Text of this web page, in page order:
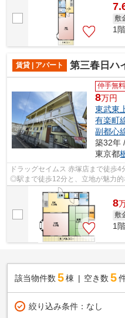
敷
1
賃貸 | アパート 第三春日ハ
仲手無料
8万円
東武東
有楽町
副都心
築32年
東京都
ドラッグセイムス 赤塚店まで徒歩
◎駅まで徒歩12分と、立地が魅力
用や家賃をカードで決済できます◎
8
敷
1
該当物件数 5棟 空き数 5
絞り込み条件： なし